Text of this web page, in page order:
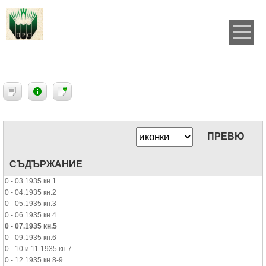
ПРЕВЮ
СЪДЪРЖАНИЕ
0 - 03.1935 кн.1
0 - 04.1935 кн.2
0 - 05.1935 кн.3
0 - 06.1935 кн.4
0 - 07.1935 кн.5
0 - 09.1935 кн.6
0 - 10 и 11.1935 кн.7
0 - 12.1935 кн.8-9